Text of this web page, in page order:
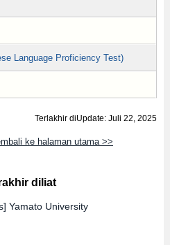
Language Proficiency Test)
Terlakhir diUpdate: Juli 22, 2025
ke halaman utama >>
diliat
Yamato University